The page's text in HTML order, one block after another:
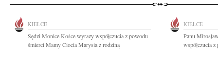
KIELCE
Sędzi Monice Kośce wyrazy współczucia z powodu
śmierci Mamy Ciocia Marysia z rodziną
KIELCE
Panu
współczucia